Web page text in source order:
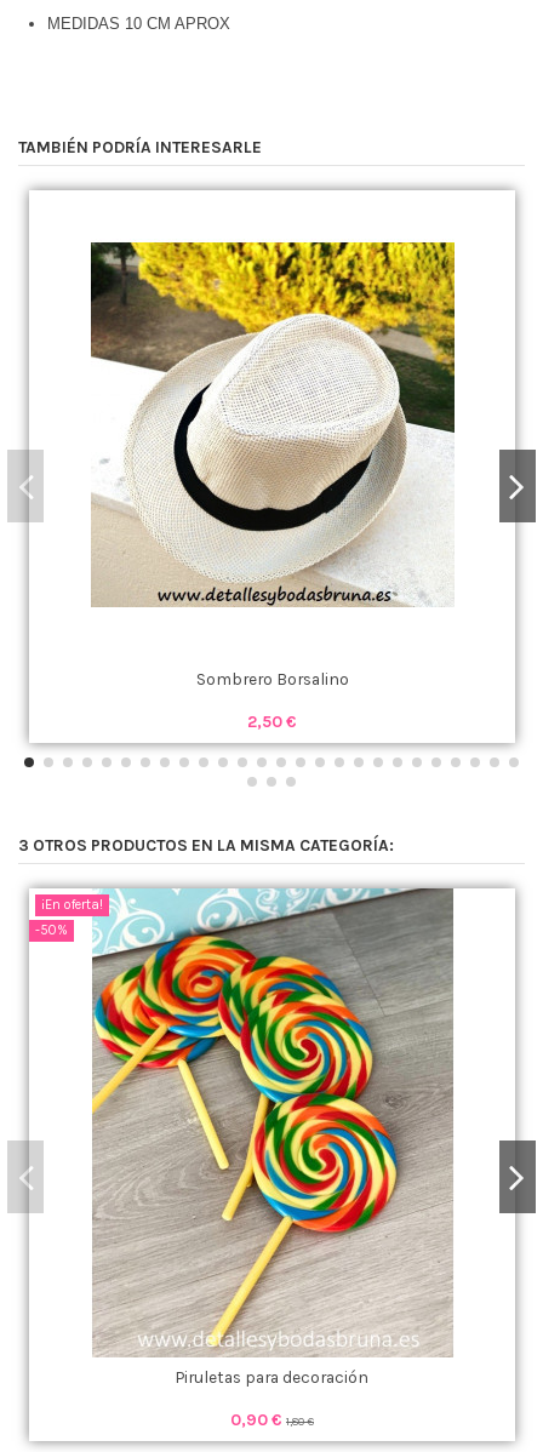
MEDIDAS 10 CM APROX
TAMBIÉN PODRÍA INTERESARLE
Sombrero Borsalino
2,50 €
3 OTROS PRODUCTOS EN LA MISMA CATEGORÍA:
¡En oferta!
-50%
Piruletas para decoración
0,90 € 1,80 €